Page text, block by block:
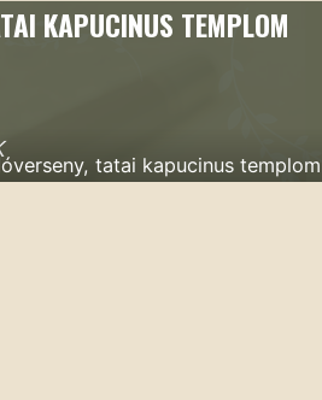
KAPUCINUS TEMPLOM
tatai kapucinus templom